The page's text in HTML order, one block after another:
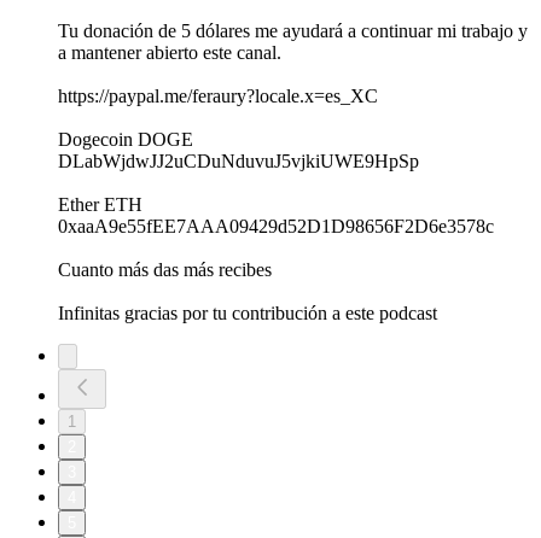
Tu donación de 5 dólares me ayudará a continuar mi trabajo y
a mantener abierto este canal.
https://paypal.me/feraury?locale.x=es_XC
Dogecoin DOGE
DLabWjdwJJ2uCDuNduvuJ5vjkiUWE9HpSp
Ether ETH
0xaaA9e55fEE7AAA09429d52D1D98656F2D6e3578c
Cuanto más das más recibes
Infinitas gracias por tu contribución a este podcast
1